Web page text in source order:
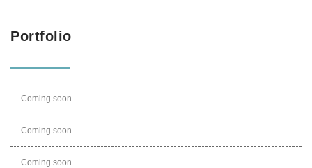
Portfolio
Coming soon...
Coming soon...
Coming soon...